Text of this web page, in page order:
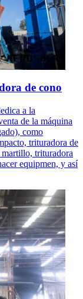
de cono
a la
de la máquina
como
trituradora de
trituradora
equipmen, y así